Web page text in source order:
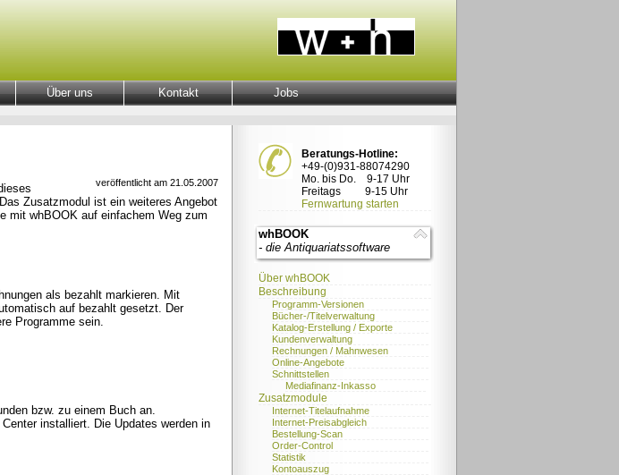
Über uns Kontakt Jobs
veröffentlicht am 21.05.2007
Zusatzmodul ist ein weiteres Angebot
mit whBOOK auf einfachem Weg zum
als bezahlt markieren. Mit
auf bezahlt gesetzt. Der
Programme sein.
bzw. zu einem Buch an.
installiert. Die Updates werden in
Beratungs-Hotline:
+49-(0)931-88074290
Mo. bis Do. 9-17 Uhr
Freitags 9-15 Uhr
Fernwartung starten
whBOOK
- die Antiquariatssoftware
Über whBOOK
Beschreibung
Programm-Versionen
Bücher-/Titelverwaltung
Katalog-Erstellung / Exporte
Kundenverwaltung
Rechnungen / Mahnwesen
Online-Angebote
Schnittstellen
Mediafinanz-Inkasso
Zusatzmodule
Internet-Titelaufnahme
Internet-Preisabgleich
Bestellung-Scan
Order-Control
Statistik
Kontoauszug